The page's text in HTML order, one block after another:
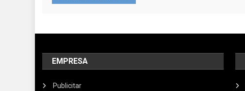
EMPRESA
Publicitar